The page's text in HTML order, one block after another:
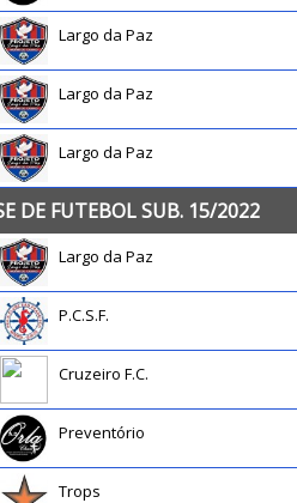
Largo da Paz
Largo da Paz
Largo da Paz
DE FUTEBOL SUB. 15/2022
Largo da Paz
P.C.S.F.
Cruzeiro F.C.
Preventório
Trops